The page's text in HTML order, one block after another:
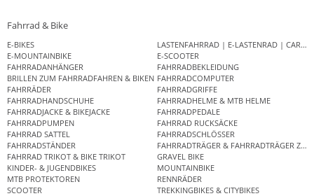
Fahrrad & Bike
E-BIKES
LASTENFAHRRAD | E-LASTENRAD |
E-MOUNTAINBIKE
E-SCOOTER
FAHRRADANHÄNGER
FAHRRADBEKLEIDUNG
BRILLEN ZUM FAHRRADFAHREN & BIKEN FAHRRADCOMPUTER
FAHRRÄDER
FAHRRADGRIFFE
FAHRRADHANDSCHUHE
FAHRRADHELME & MTB HELME
FAHRRADJACKE & BIKEJACKE
FAHRRADPEDALE
FAHRRADPUMPEN
FAHRRAD RUCKSÄCKE
FAHRRAD SATTEL
FAHRRADSCHLÖSSER
FAHRRADSTÄNDER
FAHRRADTRÄGER & FAHRRADTRÄGER
FAHRRAD TRIKOT & BIKE TRIKOT
GRAVEL BIKE
KINDER- & JUGENDBIKES
MOUNTAINBIKE
MTB PROTEKTOREN
RENNRÄDER
SCOOTER
TREKKINGBIKES & CITYBIKES